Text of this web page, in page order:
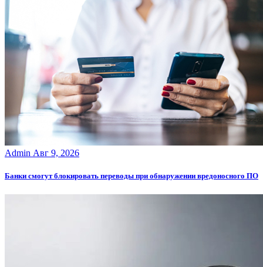
Admin Авг 9, 2026
Банки смогут блокировать переводы при обнаружении вредоносного ПО